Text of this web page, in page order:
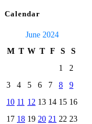
Calendar
June 2024
M T W T F S
S
1
2
3
4 5 6 7 8
9
10 11 12 13 14 15 16
17 18 19 20 21 22 23